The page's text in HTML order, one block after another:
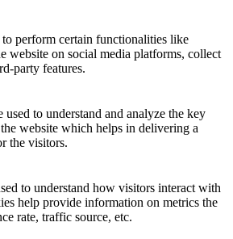
perform certain functionalities like
website on social media platforms, collect
party features.
used to understand and analyze the key
website which helps in delivering a
the visitors.
to understand how visitors interact with
help provide information on metrics the
rate, traffic source, etc.